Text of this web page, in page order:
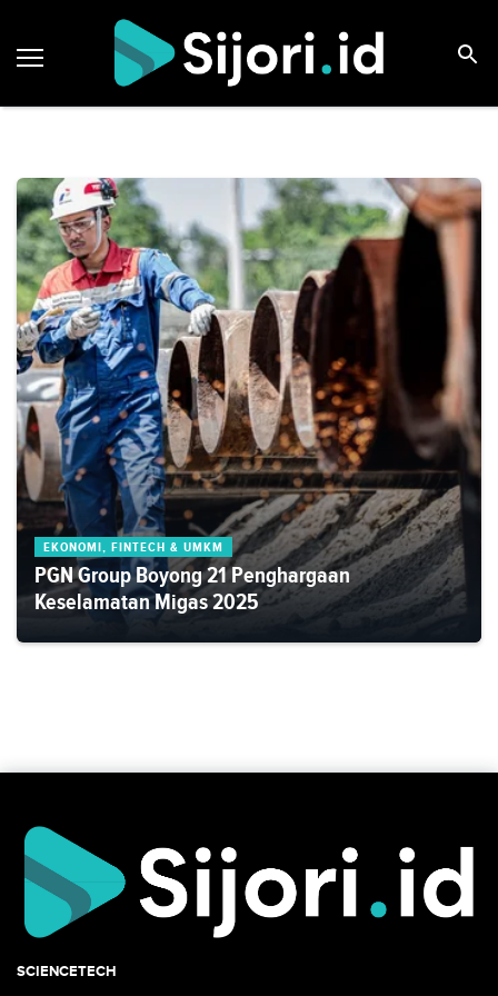
EKONOMI, FINTECH & UMKM
PGN Group Boyong 21 Penghargaan
Keselamatan Migas 2025
SCIENCETECH